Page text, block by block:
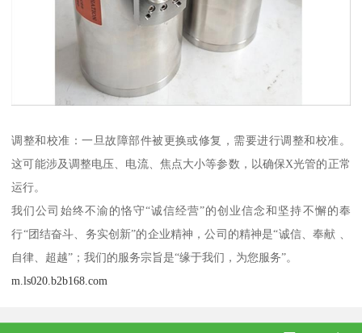
调整和校准：一旦故障部件被更换或修复，需要进行调整和校准。
这可能涉及调整电压、电流、焦点大小等参数，以确保X光管的正常
运行。
我们公司始终不渝的恪守“诚信经营”的创业信念和坚持不懈的奉
行“团结奋斗、务实创新”的企业精神，公司的精神是“诚信、奉献 、
自律、超越”；我们的服务宗旨是“缘于我们，为您服务”。
m.ls020.b2b168.com